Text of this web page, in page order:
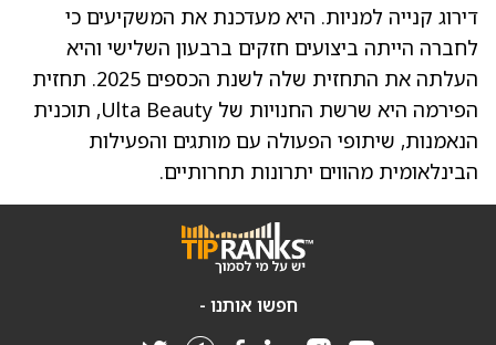
דירוג קנייה למניות. היא מעדכנת את המשקיעים כי
לחברה הייתה ביצועים חזקים ברבעון השלישי והיא
העלתה את התחזית שלה לשנת הכספים 2025. תחזית
הפירמה היא שרשת החנויות של Ulta Beauty, תוכנית
הנאמנות, שיתופי הפעולה עם מותגים והפעילות
הבינלאומית מהווים יתרונות תחרותיים.
חפשו אותנו -